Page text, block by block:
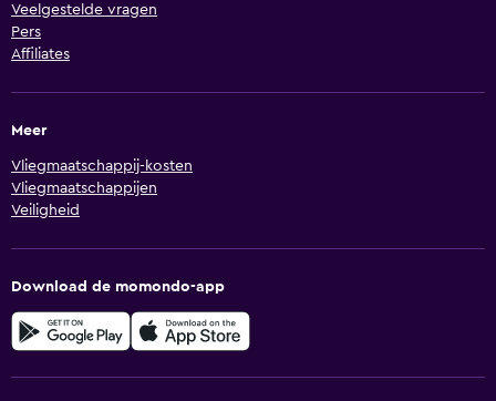
Veelgestelde vragen
Pers
Affiliates
Meer
Vliegmaatschappij-kosten
Vliegmaatschappijen
Veiligheid
Download de momondo-app